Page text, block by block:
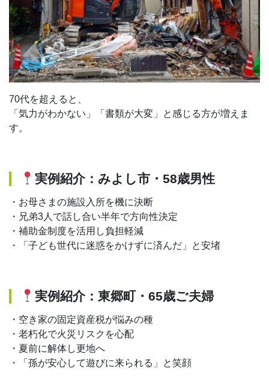
70代を超えると、
「気力がわかない」「書類が大変」と感じる方が増えま
す。
実例紹介：みよし市・58歳男性
・お母さまの施設入所を機に決断
・兄弟3人で話し合い半年で方向性決定
・補助金制度を活用し負担軽減
・「子ども世代に迷惑をかけずに済んだ」と安堵
実例紹介：東郷町・65歳ご夫婦
・空き家の固定資産税が悩みの種
・老朽化で火災リスクを心配
・夏前に解体し更地へ
・「孫が安心して遊びに来られる」と笑顔